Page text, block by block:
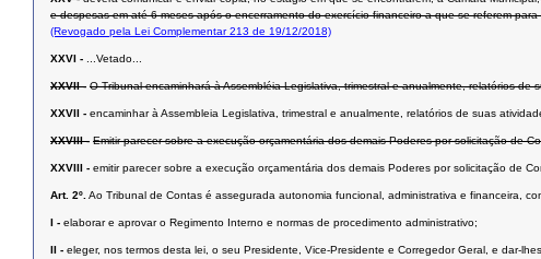
e despesas em até 6 meses após o encerramento do exercício financeiro a que se referem
(Revogado pela Lei Complementar 213 de 19/12/2018)
XXVI - ...Vetado...
XXVII - O Tribunal encaminhará à Assembléia Legislativa, trimestral e anualmente, relatórios
XXVII - encaminhar à Assembleia Legislativa, trimestral e anualmente, relatórios de suas
XXVIII - Emitir parecer sobre a execução orçamentária dos demais Poderes por solicitação de
XXVIII - emitir parecer sobre a execução orçamentária dos demais Poderes por solicitação de
Art. 2º.Ao Tribunal de Contas é assegurada autonomia funcional, administrativa e financeira,
I - elaborar e aprovar o Regimento Interno e normas de procedimento administrativo;
II - eleger, nos termos desta lei, o seu Presidente, Vice-Presidente e Corregedor Geral, e dar-